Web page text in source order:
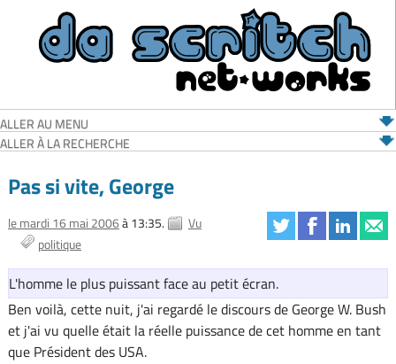
ALLER AU MENU
ALLER À LA RECHERCHE
Pas si vite, George
le mardi 16 mai 2006à 13:35.
Vu
politique
L'homme le plus puissant face au petit écran.
Ben voilà, cette nuit, j'ai regardé le discours de George W. Bush
et j'ai vu quelle était la réelle puissance de cet homme en tant
que Président des USA.